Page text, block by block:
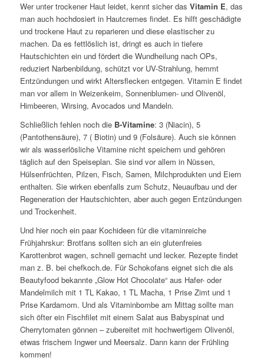
Wer unter trockener Haut leidet, kennt sicher das Vitamin E, das
man auch hochdosiert in Hautcremes findet. Es hilft geschädigte
und trockene Haut zu reparieren und diese elastischer zu
machen. Da es fettlöslich ist, dringt es auch in tiefere
Hautschichten ein und fördert die Wundheilung nach OPs,
reduziert Narbenbildung, schützt vor UV-Strahlung, hemmt
Entzündungen und wirkt Altersflecken entgegen. Vitamin E findet
man vor allem in Weizenkeim, Sonnenblumen- und Olivenöl,
Himbeeren, Wirsing, Avocados und Mandeln.
Schließlich fehlen noch die B-Vitamine: 3 (Niacin), 5
(Pantothensäure), 7 ( Biotin) und 9 (Folsäure). Auch sie können
wir als wasserlösliche Vitamine nicht speichern und gehören
täglich auf den Speiseplan. Sie sind vor allem in Nüssen,
Hülsenfrüchten, Pilzen, Fisch, Samen, Milchprodukten und Eiern
enthalten. Sie wirken ebenfalls zum Schutz, Neuaufbau und der
Regeneration der Hautschichten, aber auch gegen Entzündungen
und Trockenheit.
Und hier noch ein paar Kochideen für die vitaminreiche
Frühjahrskur: Brotfans sollten sich an ein glutenfreies
Karottenbrot wagen, schnell gemacht und lecker. Rezepte findet
man z. B. bei chefkoch.de. Für Schokofans eignet sich die als
Beautyfood bekannte „Glow Hot Chocolate“ aus Hafer- oder
Mandelmilch mit 1 TL Kakao, 1 TL Macha, 1 Prise Zimt und 1
Prise Kardamom. Und als Vitaminbombe am Mittag sollte man
sich öfter ein Fischfilet mit einem Salat aus Babyspinat und
Cherrytomaten gönnen – zubereitet mit hochwertigem Olivenöl,
etwas frischem Ingwer und Meersalz. Dann kann der Frühling
kommen!